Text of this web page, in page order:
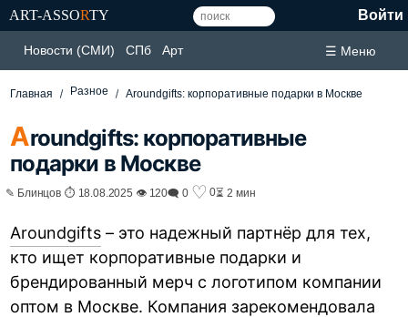
ART-ASSORTY Войти
Новости (СМИ) СПб Арт ☰ Меню
Главная Разное Aroundgifts: корпоративные подарки в Москве
Aroundgifts: корпоративные
подарки в Москве
✎ Блинцов ⏱ 18.08.2025 👁 120🗨 0 ♡ 0⏳ 2 мин
Aroundgifts – это надежный партнёр для тех,
кто ищет корпоративные подарки и
брендированный мерч с логотипом компании
оптом в Москве. Компания зарекомендовала